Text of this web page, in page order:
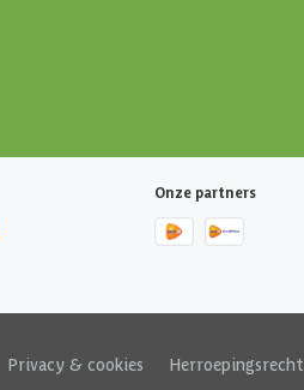
Onze partners
Privacy & cookies Herroepingsrecht